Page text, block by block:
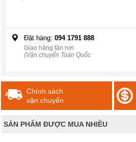
Đặt hàng: 094 1791 888
Giao hàng tận nơi
(Vận chuyển Toàn Quốc
Chính sách
vận chuyển
SẢN PHẨM ĐƯỢC MUA NHIỀU